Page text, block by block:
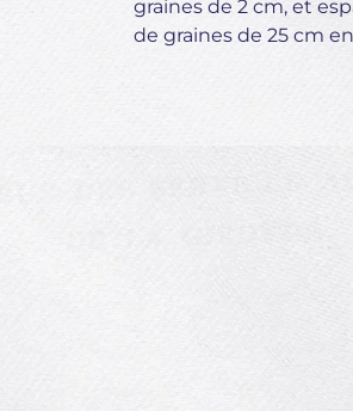
graines de 2 cm, et
de graines de 25 cm